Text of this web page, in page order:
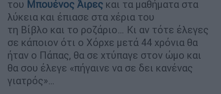
του Μπουένος Άιρες και τα μαθήματα στα
λύκεια και έπιασε στα χέρια του
τη Βίβλο και το ροζάριο… Κι αν τότε έλεγες
σε κάποιον ότι ο Χόρχε μετά 44 χρόνια θα
ήταν ο Πάπας, θα σε χτύπαγε στον ώμο και
θα σου έλεγε «πήγαινε να σε δει κανένας
γιατρός»…